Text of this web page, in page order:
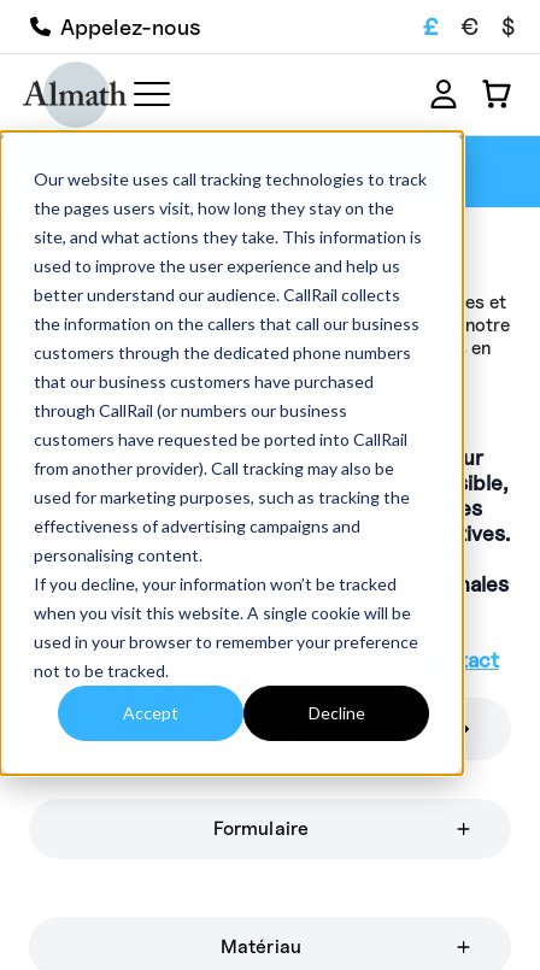
Our website uses call tracking technologies to track
the pages users visit, how long they stay on the
site, and what actions they take. This information is
used to improve the user experience and help us
better understand our audience. CallRail collects
the information on the callers that call our business
customers through the dedicated phone numbers
that our business customers have purchased
through CallRail (or numbers our business
customers have requested be ported into CallRail
from another provider). Call tracking may also be
used for marketing purposes, such as tracking the
effectiveness of advertising campaigns and
personalising content.
If you decline, your information won’t be tracked
when you visit this website. A single cookie will be
used in your browser to remember your preference
not to be tracked.
Accept Decline
Appelez-nous £ € $
Quartz
Quartz
Parcourez notre large gamme de céramiques avancées et
de creusets réfractaires disponibles à la vente dans notre
magasin en ligne. Nous avons plus de 1000 produits en
stock, disponibles pour...
Remarque :; bien que nous mettions tout en
œuvre pour que les dimensions indiquées pour
chaque article soient aussi précises que possible,
chaque produit étant fabriqué à la main, toutes
les dimensions mentionnées sont approximatives.
Les tolérances générales de fabrication sont
d'environ ±10% par rapport aux valeurs nominales
indiquées.
Pour toute demande spécifique, veuillez
contact
nous contacter directement.
Filtres
Formulaire
Matériau